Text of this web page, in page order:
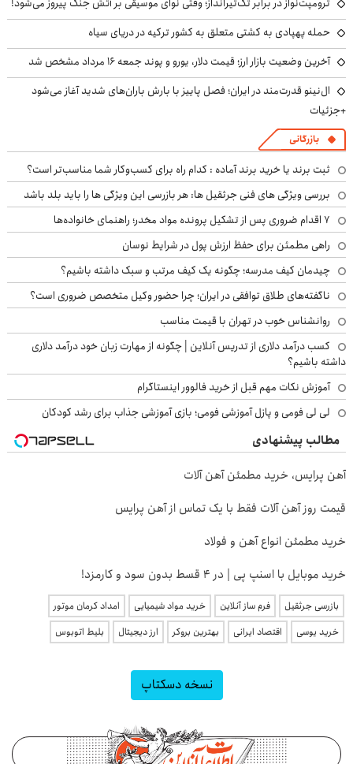
حمله پهپادی به کشتی متعلق به کشور ترکیه در دریای سیاه
آخرین وضعیت بازار ارز؛ قیمت دلار، یورو و پوند جمعه ۱۶ مرداد مشخص شد
ال‌نینو قدرت‌مند در ایران؛ فصل پاییز با بارش باران‌های شدید آغاز می‌شود
+جزئیات
بازرگانی
ثبت برند یا خرید برند آماده : کدام راه برای کسب‌وکار شما مناسب‌تر است؟
بررسی ویژگی های فنی جرثقیل ها: هر بازرسی این ویژگی ها را باید بلد باشد
۷ اقدام ضروری پس از تشکیل پرونده مواد مخدر؛ راهنمای خانواده‌ها
راهی مطمئن برای حفظ ارزش پول در شرایط نوسان
چیدمان کیف مدرسه؛ چگونه یک کیف مرتب و سبک داشته باشیم؟
ناگفته‌های طلاق توافقی در ایران؛ چرا حضور وکیل متخصص ضروری است؟
روانشناس خوب در تهران با قیمت مناسب
کسب درآمد دلاری از تدریس آنلاین | چگونه از مهارت زبان خود درآمد دلاری
داشته باشیم؟
آموزش نکات مهم قبل از خرید فالوور اینستاگرام
لی لی فومی و پازل آموزشی فومی؛ بازی آموزشی جذاب برای رشد کودکان
مطالب پیشنهادی
آهن پرایس، خرید مطمئن آهن آلات
قیمت روز آهن آلات فقط با یک تماس از آهن پرایس
خرید مطمئن انواع آهن و فولاد
خرید موبایل با اسنپ پی | در ۴ قسط بدون سود و کارمزد!
بازرسی جرثقیل فرم ساز آنلاین خرید مواد شیمیایی
امداد کرمان موتور
خرید یوسی
اقتصاد ایرانی بهترین بروکر ارز دیجیتال بلیط اتوبوس
نسخه دسکتاپ